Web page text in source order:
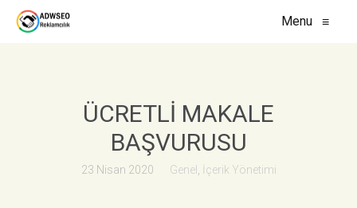
Menu ≡
ÜCRETLI MAKALE
BAŞVURUSU
23 Nisan 2020 Genel İçerik Yönetimi